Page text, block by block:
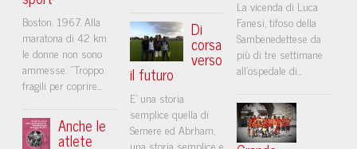
Boston. 1967. Alla
maratona di 42 km
le donne non sono
ammesse. "Troppo
fragili per coprire...
Anche le
atlete
Di
corsa
verso
il futuro
E’ una storia
semplice quella di
Semere ed Abrham,
una storia semplice e
La vicenda di Luca
Fanesi, tifoso della
Sambenedettese da
più di tre settimane
all'ospedale di...